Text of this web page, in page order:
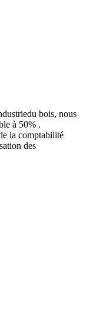
bois, nous
à 50% .
la comptabilité
des